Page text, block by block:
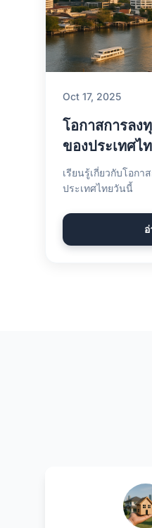
Oct 17, 2025
โอกาสการลง
ของประเทศไ
เรียนรู้เกี่ยวกับโอก
ประเทศไทยวันนี้